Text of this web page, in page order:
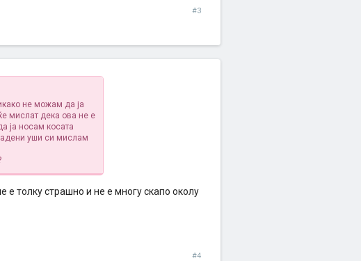
#3
не можам да ја
мислат дека ова не е
ја носам косата
уши си мислам
е толку страшно и не е многу скапо околу
#4